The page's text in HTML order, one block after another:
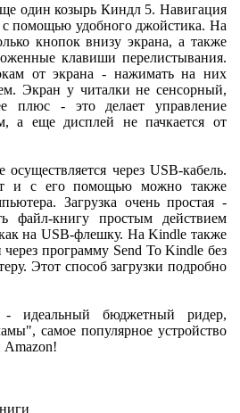
один козырь Киндл 5. Навигация
с помощью удобного джойстика. На
кнопок внизу экрана, а также
клавиши перелистывания.
от экрана - нажимать на них
Экран у читалки не сенсорный,
плюс - это делает управление
а еще дисплей не пачкается от
через USB-кабель.
и с его помощью можно также
Загрузка очень простая -
файл-книгу простым действием
на USB-флешку. На Kindle также
программу Send To Kindle без
Этот способ загрузки подробно
идеальный бюджетный ридер,
самое популярное устройство
Amazon!